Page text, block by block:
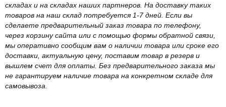
складах и на складах наших партнеров. На доставку таких
товаров на наш склад потребуется 1-7 дней. Если вы
сделаете предварительный заказ товара по телефону,
через корзину сайта или с помощью формы обратной связи,
мы оперативно сообщим вам о наличии товара или сроке его
доставки, актуальную цену, поставим товар в резерв и
вышлем счет для оплаты. Без предварительного заказа мы
не гарантируем наличие товара на конкретном складе для
самовывоза.